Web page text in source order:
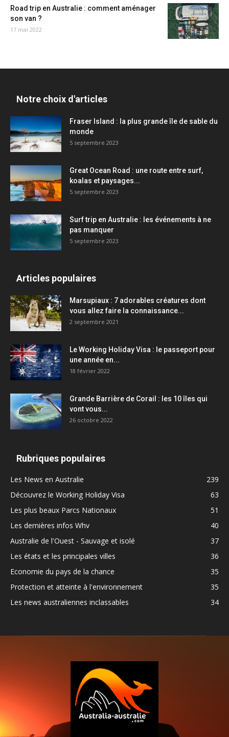
Road trip en Australie : comment aménager
son van ?
17 mai 2022
Notre choix d'articles
Fraser Island : la plus grande île de sable du
monde
5 septembre 2023
Great Ocean Road : une route entre surf,
koalas et paysages...
5 septembre 2023
Surf trip en Australie : les événements à ne
pas manquer
5 septembre 2023
Articles populaires
Marsupiaux : 7 adorables créatures dont
vous allez faire la connaissance...
2 septembre 2021
Le Working Holiday Visa : le passeport pour
une année en...
18 février 2022
Grande Barrière de Corail : les 10 îles qui
vont vous...
26 octobre 2022
Rubriques populaires
Les News en Australie
239
Découvrez le Working Holiday Visa
63
Les plus beaux Parcs Nationaux
51
Les dernières infos Whv
40
Australie de l'Ouest - Sauvage et isolé
37
Les états et les principales villes
36
Economie du pays de la chance
35
Protection et atteinte à l'environnement
35
Les news australiennes inclassables
34